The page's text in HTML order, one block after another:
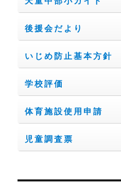
後援会だより
いじめ防止基本方針
学校評価
体育施設使用申請
児童調査票